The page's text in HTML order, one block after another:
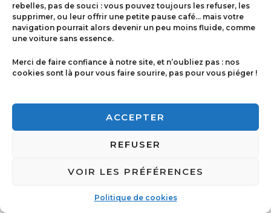
rebelles, pas de souci : vous pouvez toujours les refuser, les
supprimer, ou leur offrir une petite pause café… mais votre
navigation pourrait alors devenir un peu moins fluide, comme
une voiture sans essence.
Merci de faire confiance à notre site, et n’oubliez pas : nos
cookies sont là pour vous faire sourire, pas pour vous piéger !
ACCEPTER
REFUSER
VOIR LES PRÉFÉRENCES
Politique de cookies
Politique de cookies
Copyright © 2026 Imprimerie Ricci | Powered by